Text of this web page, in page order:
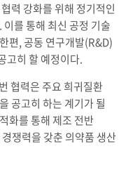
력 강화를 위해 정기적인
를 통해 최신 공정 기술
편, 공동 연구개발(R&D)
고히 할 예정이다.
협력은 주요 희귀질환
공고히 하는 계기가 될
화를 통해 제조 전반
쟁력을 갖춘 의약품 생산